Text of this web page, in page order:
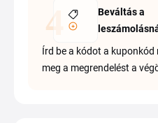
Beváltás a
Írd be a kódot a
meg a megrendelést a